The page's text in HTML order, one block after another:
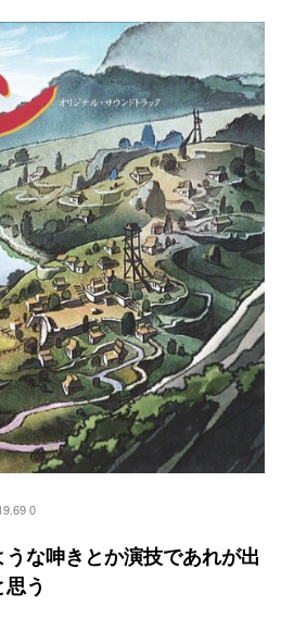
0
な呻きとか演技であれが出
う